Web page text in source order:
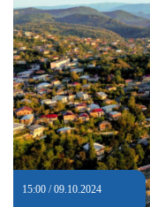
15:00 / 09.10.2024